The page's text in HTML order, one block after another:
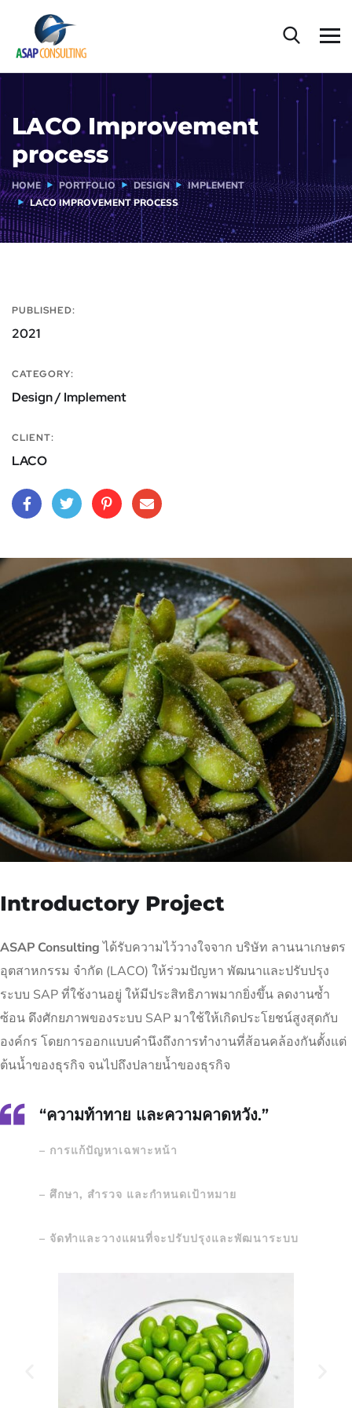
LACO Improvement
process
HOME PORTFOLIO DESIGN
IMPLEMENT
LACO IMPROVEMENT PROCESS
PUBLISHED:
2021
CATEGORY:
Design / Implement
CLIENT:
LACO
Introductory Project
ASAP Consultingได้รับความไว้วางใจจาก บริษัท ลานนาเกษตร
อุตสาหกรรม จำกัด (LACO) ให้ร่วมปัญหา พัฒนาและปรับปรุง
ระบบ SAP ที่ใช้งานอยู่ ให้มีประสิทธิภาพมากยิ่งขึ้น ลดงานซ้ำ
ซ้อน ดึงศักยภาพของระบบ SAP มาใช้ให้เกิดประโยชน์สูงสุดกับ
องค์กร โดยการออกแบบคำนึงถึงการทำงานที่ส้อนคล้องกันตั้งแต่
ต้นน้ำของธุรกิจ จนไปถึงปลายน้ำของธุรกิจ
“ความท้าทาย และความคาดหวัง.”
– การแก้ปัญหาเฉพาะหน้า
– ศึกษา, สำรวจ และกำหนดเป้าหมาย
– จัดทำและวางแผนที่จะปรับปรุงและพัฒนาระบบ